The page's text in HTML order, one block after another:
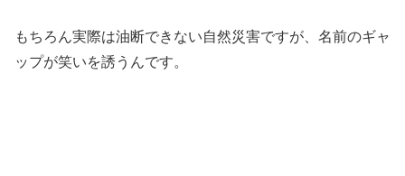
もちろん実際は油断できない自然災害ですが、名前のギャ
ップが笑いを誘うんです。